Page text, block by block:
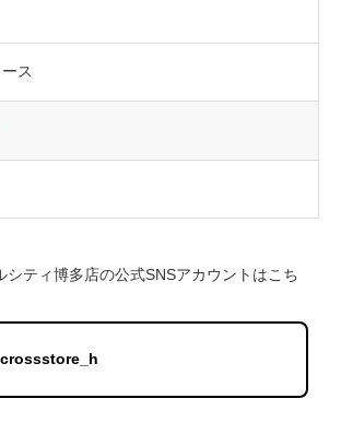
ス
シティ博多店の公式SNSアカウントはこち